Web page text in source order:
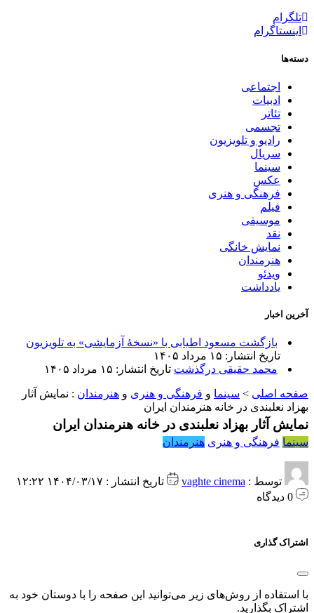
تلگرام
اینستاگرام
دسته‌ها
اجتماعی
ادبیات
تئاتر
تجسمی
رادیو و تلویزیون
سریال
سینما
عکس
فرهنگی و هنری
فیلم
موسیقی
نقد
نمایش خانگی
هنرمندان
ویدئو
یادداشت
آخرین اخبار
بازگشت مسعود اطیابی با «نسخهٔ آزمایشی» به تلویزیون
تاریخ انتشار: ۱۵ مرداد ۱۴۰۵
محمد حقیقی درگذشت تاریخ انتشار: ۱۵ مرداد ۱۴۰۵
صفحه اصلی > سینما و فرهنگی و هنری و هنرمندان : نمایش آثار
بهزاد نعلبندی در خانه هنرمندان ایران
نمایش آثار بهزاد نعلبندی در خانه هنرمندان ایران
سینما فرهنگی و هنری هنرمندان
توسط : vaghte cinema
تاریخ انتشار : ۱۴۰۴/۰۳/۱۷ ۱۲:۲۲
اشتراک گذاری
با استفاده از روش‌های زیر می‌توانید این صفحه را با دوستان خود به
اشتراک بگذارید.